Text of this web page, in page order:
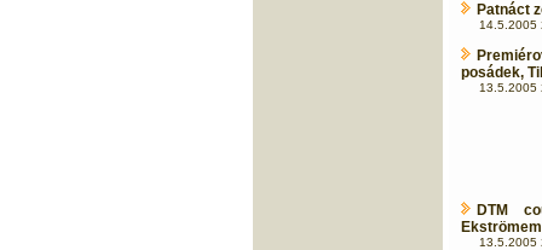
Patnáct
14.5.2005
posádek,
13.5.2005
DTM
13.5.2005